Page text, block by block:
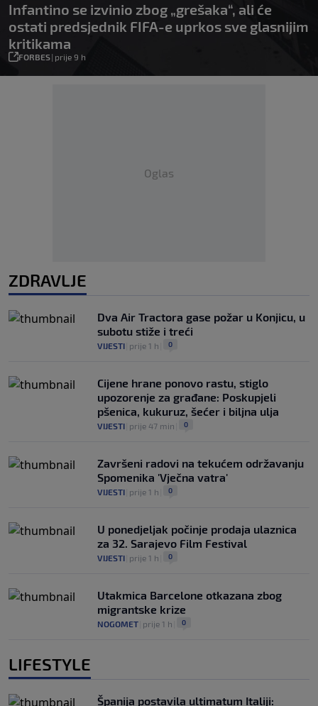
Infantino se izvinio zbog „grešaka“, ali će
ostati predsjednik FIFA-e uprkos sve glasnijim
kritikama
FORBES| prije 9 h
Oglas
ZDRAVLJE
Dva Air Tractora gase požar u Konjicu, u
subotu stiže i treći
VIJESTI prije 1 h 0
Cijene hrane ponovo rastu, stiglo
upozorenje za građane: Poskupjeli
pšenica, kukuruz, šećer i biljna ulja
VIJESTI prije 47 min 0
Završeni radovi na tekućem održavanju
Spomenika 'Vječna vatra'
VIJESTI prije 1 h 0
U ponedjeljak počinje prodaja ulaznica
za 32. Sarajevo Film Festival
VIJESTI prije 1 h 0
Utakmica Barcelone otkazana zbog
migrantske krize
NOGOMET prije 1 h 0
LIFESTYLE
Španija postavila ultimatum Italiji: